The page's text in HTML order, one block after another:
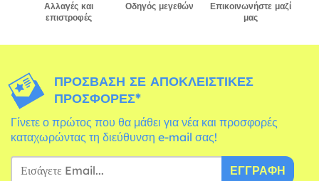
Αλλαγές και
επιστροφές
Οδηγός μεγεθών
Επικοινωνήστε μαζί
μας
ΠΡΌΣΒΑΣΗ ΣΕ ΑΠΟΚΛΕΙΣΤΙΚΈΣ
ΠΡΟΣΦΟΡΈΣ*
Γίνετε ο πρώτος που θα μάθει για νέα και προσφορές
καταχωρώντας τη διεύθυνση e-mail σας!
ΕΓΓΡΑΦΉ